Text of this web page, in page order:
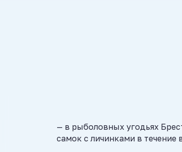
— в рыболовных угодьях
самок с личинками в течение